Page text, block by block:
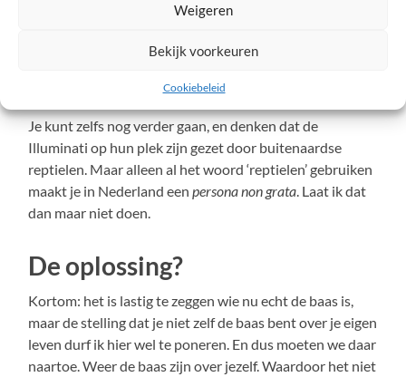
Weigeren
Bekijk voorkeuren
Cookiebeleid
Rothschild. Een illuster genootschap dat al sinds
touwtjes trekt. En ja, ook daar zijn veel bewijzen, of op
zijn minst aanwijzingen, voor te vinden.
Je kunt zelfs nog verder gaan, en denken dat de
Illuminati op hun plek zijn gezet door buitenaardse
reptielen. Maar alleen al het woord ‘reptielen’ gebruiken
maakt je in Nederland een persona non grata . Laat ik dat
dan maar niet doen.
De oplossing?
Kortom: het is lastig te zeggen wie nu echt de baas is,
maar de stelling dat je niet zelf de baas bent over je eigen
leven durf ik hier wel te poneren. En dus moeten we daar
naartoe. Weer de baas zijn over jezelf. Waardoor het niet